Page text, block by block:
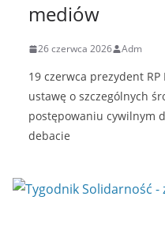
mediów
26 czerwca 2026 Adm
19 czerwca prezydent
ustawę o szczególnych
postępowaniu cywilnym
debacie